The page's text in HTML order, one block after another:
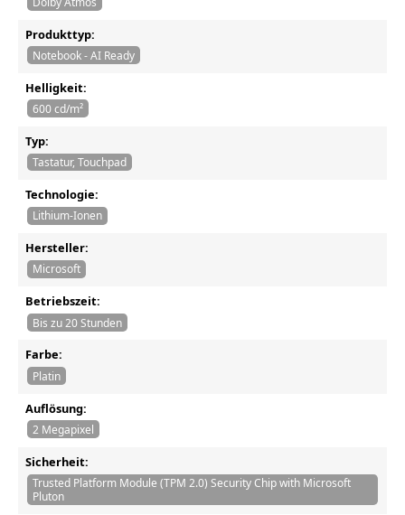
Produkttyp:
Notebook - AI Ready
Helligkeit:
600 cd/m²
Typ:
Tastatur, Touchpad
Technologie:
Lithium-Ionen
Hersteller:
Microsoft
Betriebszeit:
Bis zu 20 Stunden
Farbe:
Platin
Auflösung:
2 Megapixel
Sicherheit:
Trusted Platform Module (TPM 2.0) Security Chip with Microsoft
Pluton